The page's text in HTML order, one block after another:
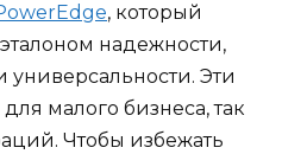
, который
надежности,
универсальности. Эти
малого бизнеса, так
Чтобы избежать